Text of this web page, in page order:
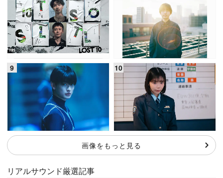
画像をもっと見る
リアルサウンド厳選記事